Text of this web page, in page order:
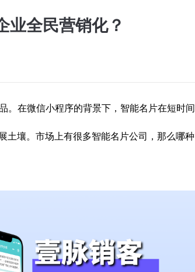
业全民营销化？
。在微信小程序的背景下，智能名片在短时
壤。市场上有很多智能名片公司，那么哪